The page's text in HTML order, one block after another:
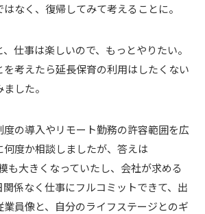
なく、復帰してみて考えることに。
仕事は楽しいので、もっとやりたい。
考えたら延長保育の利用はしたくない
した。
度の導入やリモート勤務の許容範囲を広
何度か相談しましたが、答えは
も大きくなっていたし、会社が求める
係なく仕事にフルコミットできて、出
員像と、自分のライフステージとのギ